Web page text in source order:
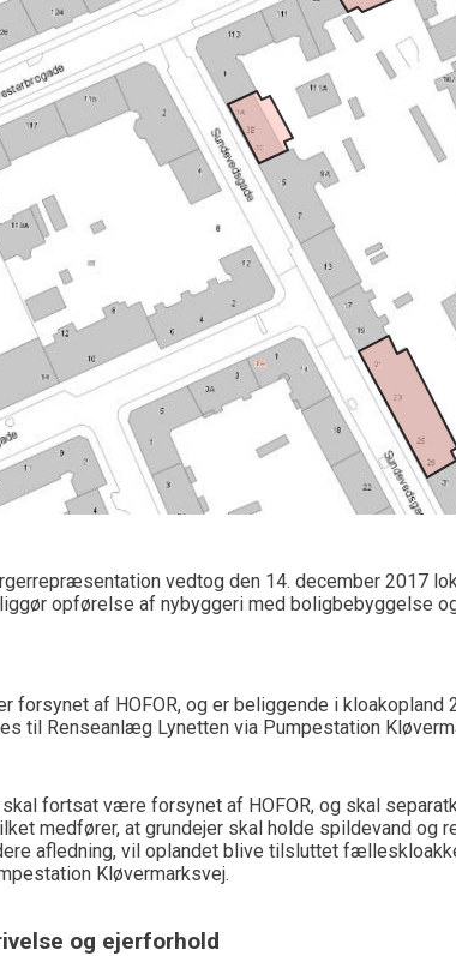
vedtog den 14. december 2017
opførelse af nybyggeri med boligbebyggelse
forsynet af HOFOR, og er beliggende i
til Renseanlæg Lynetten via Pumpestation
fortsat være forsynet af HOFOR, og skal
medfører, at grundejer skal holde spildevand og
afledning, vil oplandet blive tilsluttet
Kløvermarksvej.
og ejerforhold